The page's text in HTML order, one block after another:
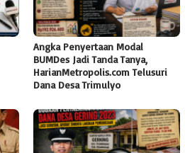
Angka Penyertaan Modal
BUMDes Jadi Tanda Tanya,
HarianMetropolis.com Telusuri
Dana Desa Trimulyo